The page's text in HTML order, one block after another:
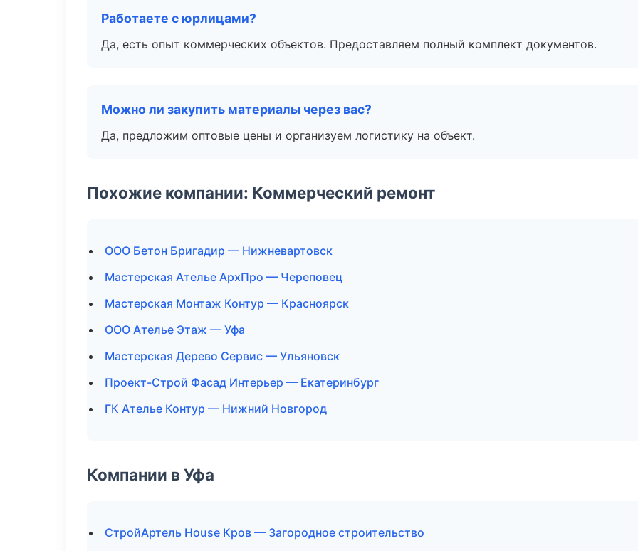
Работаете с юрлицами?
Да, есть опыт коммерческих объектов. Предоставляем полный комплект документов.
Можно ли закупить материалы через вас?
Да, предложим оптовые цены и организуем логистику на объект.
Похожие компании: Коммерческий ремонт
ООО Бетон Бригадир — Нижневартовск
Мастерская Ателье АрхПро — Череповец
Мастерская Монтаж Контур — Красноярск
ООО Ателье Этаж — Уфа
Мастерская Дерево Сервис — Ульяновск
Проект-Строй Фасад Интерьер — Екатеринбург
ГК Ателье Контур — Нижний Новгород
Компании в Уфа
СтройАртель House Кров — Загородное строительство